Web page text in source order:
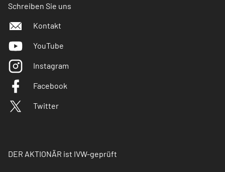
Schreiben Sie uns
Kontakt
YouTube
Instagram
Facebook
Twitter
DER AKTIONÄR ist IVW-geprüft